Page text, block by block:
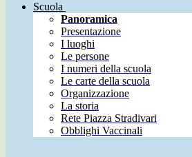
Scuola
Panoramica
Presentazione
I luoghi
Le persone
I numeri della scuola
Le carte della scuola
Organizzazione
La storia
Rete Piazza Stradivari
Obblighi Vaccinali